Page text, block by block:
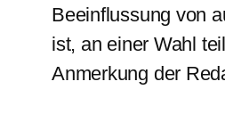
Beeinflussung von
ist, an einer Wahl
Anmerkung der